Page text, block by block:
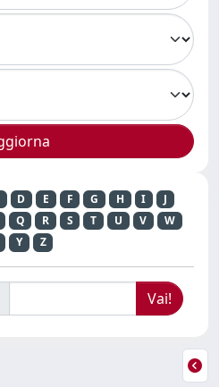
D E F G H I
J
Q R S T U V
W
Y Z